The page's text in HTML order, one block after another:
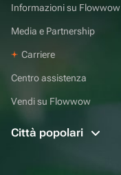
Informazioni su Flowwow
Media e Partnership
Carriere
Centro assistenza
Vendi su Flowwow
Città popolari